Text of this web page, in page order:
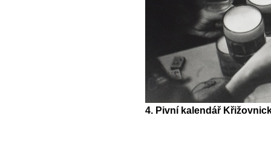
4. Pivní kalendář